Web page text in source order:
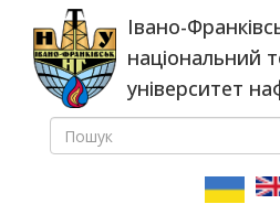
основного
вмісту
Івано-
національний
університет
ПОШУКОВА
ПОШУК